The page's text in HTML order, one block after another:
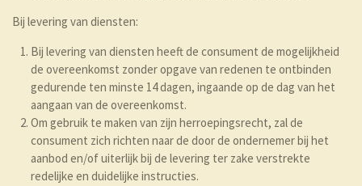
Bij levering van diensten:
Bij levering van diensten heeft de consument de mogelijkheid
de overeenkomst zonder opgave van redenen te ontbinden
gedurende ten minste 14 dagen, ingaande op de dag van het
aangaan van de overeenkomst.
Om gebruik te maken van zijn herroepingsrecht, zal de
consument zich richten naar de door de ondernemer bij het
aanbod en/of uiterlijk bij de levering ter zake verstrekte
redelijke en duidelijke instructies.